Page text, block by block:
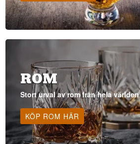
ROM
Stort urval av rom från hela världen
KÖP ROM HÄR